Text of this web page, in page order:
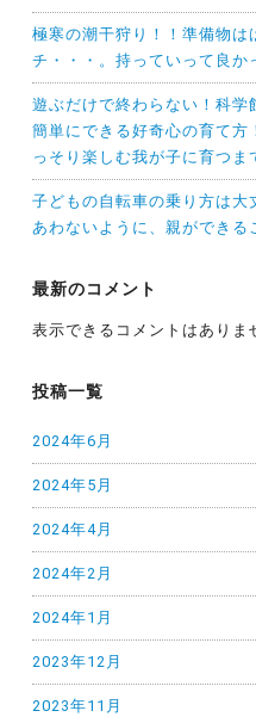
極寒の潮干狩り！！準備物は
チ・・・。持っていって良か
遊ぶだけで終わらない！科学
簡単にできる好奇心の育て方
っそり楽しむ我が子に育つま
子どもの自転車の乗り方は大
あわないように、親ができる
最新のコメント
表示できるコメントはありま
投稿一覧
2024年6月
2024年5月
2024年4月
2024年2月
2024年1月
2023年12月
2023年11月